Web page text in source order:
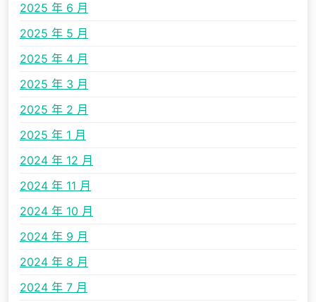
2025 年 6 月
2025 年 5 月
2025 年 4 月
2025 年 3 月
2025 年 2 月
2025 年 1 月
2024 年 12 月
2024 年 11 月
2024 年 10 月
2024 年 9 月
2024 年 8 月
2024 年 7 月